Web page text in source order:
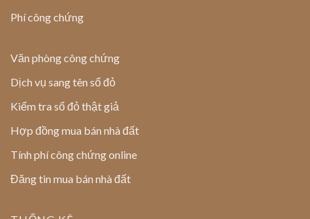
Phí công chứng
Văn phòng công chứng
Dịch vụ sang tên sổ đỏ
Kiểm tra sổ đỏ thật giả
Hợp đồng mua bán nhà đất
Tính phí công chứng online
Đăng tin mua bán nhà đất